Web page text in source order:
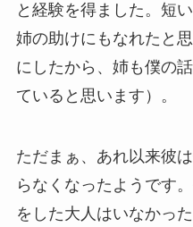
と経験を得ました。短
姉の助けにもなれたと
にしたから、姉も僕の
ていると思います）。
ただまぁ、あれ以来彼
らなくなったようです
をした大人はいなかっ